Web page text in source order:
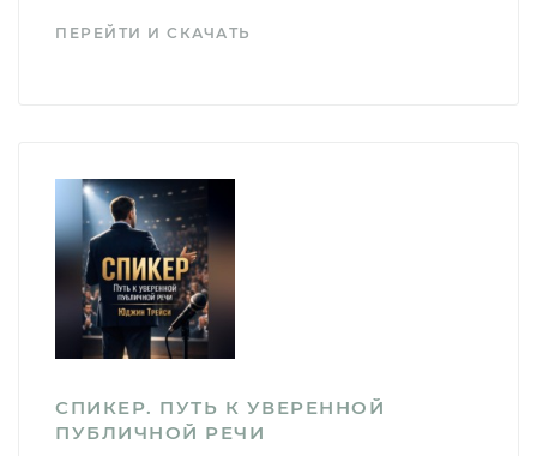
ПЕРЕЙТИ И СКАЧАТЬ
СПИКЕР. ПУТЬ К УВЕРЕННОЙ
ПУБЛИЧНОЙ РЕЧИ